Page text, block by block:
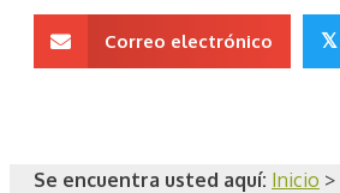
Correo electrónico 𝕏
Se encuentra usted aquí: Inicio >